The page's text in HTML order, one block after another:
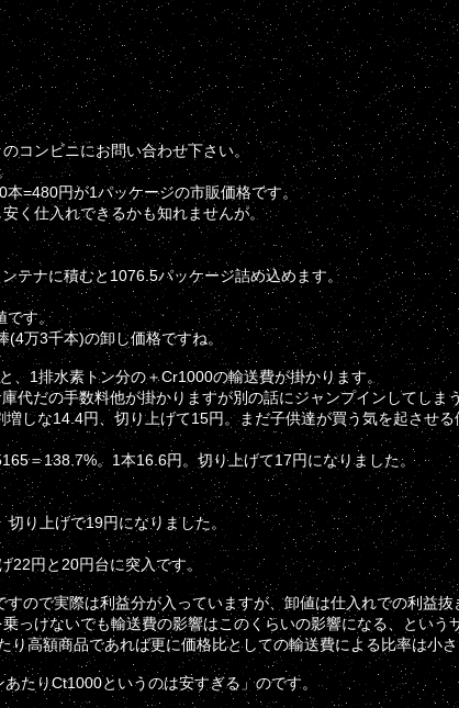
コンビニにお問い合わせ下さい。
=480円が1パッケージの市販価格です。
く仕入れできるかも知れませんが。
テナに積むと1076.5パッケージ詰め込めます。
です。
(4万3千本)の卸し価格ですね。
、1排水素トン分の＋Cr1000の輸送費が掛かります。
代だの手数料他が掛かりますが別の話にジャンプインしてしま
しな14.4円、切り上げて15円。まだ子供達が買う気を起させる
＝138.7%。1本16.6円。切り上げて17円になりました。
り上げで19円になりました。
円と20円台に突入です。
ので実際は利益分が入っていますが、卸値は仕入れでの利益抜
っけないでも輸送費の影響はこのくらいの影響になる、という
高額商品であれば更に価格比としての輸送費による比率は小さ
たりCt1000というのは安すぎる」のです。